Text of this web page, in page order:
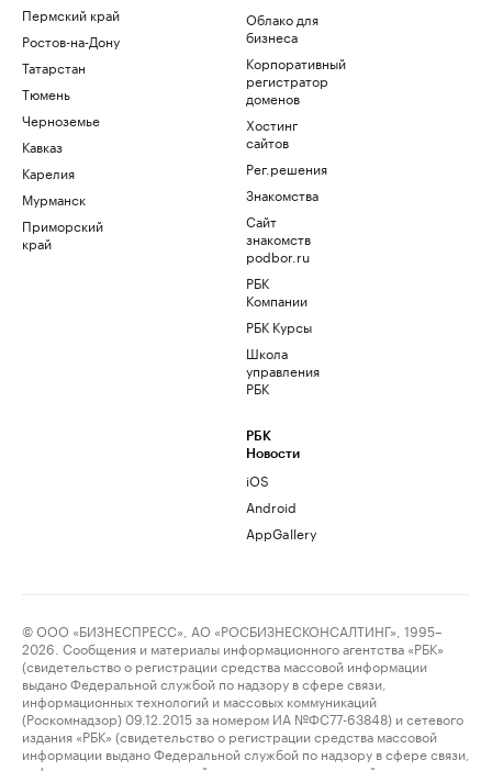
Пермский край
Ростов-на-Дону
Татарстан
Тюмень
Черноземье
Кавказ
Карелия
Мурманск
Приморский
край
Облако для
бизнеса
Корпоративный
регистратор
доменов
Хостинг
сайтов
Рег.решения
Знакомства
Сайт
знакомств
podbor.ru
РБК
Компании
РБК Курсы
Школа
управления
РБК
РБК
Новости
iOS
Android
AppGallery
© ООО «БИЗНЕСПРЕСС», АО «РОСБИЗНЕСКОНСАЛТИНГ», 1995–
2026. Сообщения и материалы информационного агентства «РБК»
(свидетельство о регистрации средства массовой информации
выдано Федеральной службой по надзору в сфере связи,
информационных технологий и массовых коммуникаций
(Роскомнадзор) 09.12.2015 за номером ИА №ФС77-63848) и сетевого
издания «РБК» (свидетельство о регистрации средства массовой
информации выдано Федеральной службой по надзору в сфере связи,